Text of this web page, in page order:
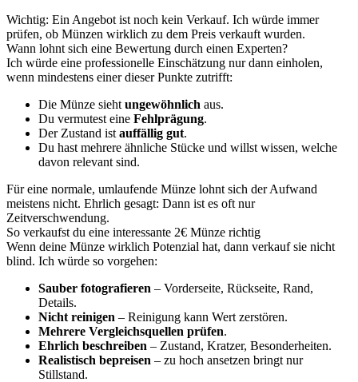
Wichtig: Ein Angebot ist noch kein Verkauf. Ich würde immer
prüfen, ob Münzen wirklich zu dem Preis verkauft wurden.
Wann lohnt sich eine Bewertung durch einen Experten?
Ich würde eine professionelle Einschätzung nur dann einholen,
wenn mindestens einer dieser Punkte zutrifft:
Die Münze sieht ungewöhnlich aus.
Du vermutest eine Fehlprägung.
Der Zustand ist auffällig gut.
Du hast mehrere ähnliche Stücke und willst wissen, welche
davon relevant sind.
Für eine normale, umlaufende Münze lohnt sich der Aufwand
meistens nicht. Ehrlich gesagt: Dann ist es oft nur
Zeitverschwendung.
So verkaufst du eine interessante 2€ Münze richtig
Wenn deine Münze wirklich Potenzial hat, dann verkauf sie nicht
blind. Ich würde so vorgehen:
Sauber fotografieren – Vorderseite, Rückseite, Rand,
Details.
Nicht reinigen – Reinigung kann Wert zerstören.
Mehrere Vergleichsquellen prüfen.
Ehrlich beschreiben – Zustand, Kratzer, Besonderheiten.
Realistisch bepreisen – zu hoch ansetzen bringt nur
Stillstand.